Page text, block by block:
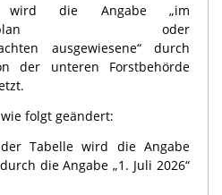
die Angabe „im
oder
ausgewiesene“ durch
der unteren Forstbehörde
folgt geändert:
Tabelle wird die Angabe
die Angabe „1. Juli 2026“